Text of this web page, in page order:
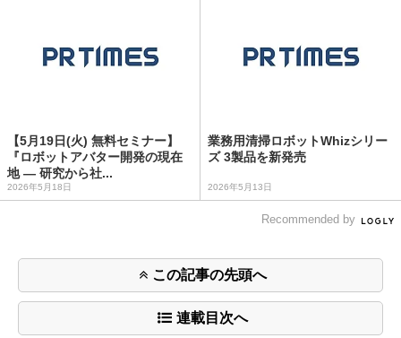
【5月19日(火) 無料セミナー】
『ロボットアバター開発の現在
地 ― 研究から社...
2026年5月18日
業務用清掃ロボットWhizシリー
ズ 3製品を新発売
2026年5月13日
Recommended by
この記事の先頭へ
連載目次へ